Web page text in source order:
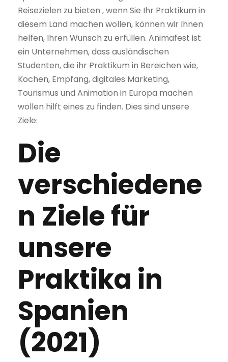
Reisezielen zu bieten , wenn Sie Ihr Praktikum in
diesem Land machen wollen, können wir Ihnen
helfen, Ihren Wunsch zu erfüllen. Animafest ist
ein Unternehmen, dass ausländischen
Studenten, die ihr Praktikum in Bereichen wie,
Kochen, Empfang, digitales Marketing,
Tourismus und Animation in Europa machen
wollen hilft eines zu finden. Dies sind unsere
Ziele:
Die
verschiedene
n Ziele für
unsere
Praktika in
Spanien
(2021)